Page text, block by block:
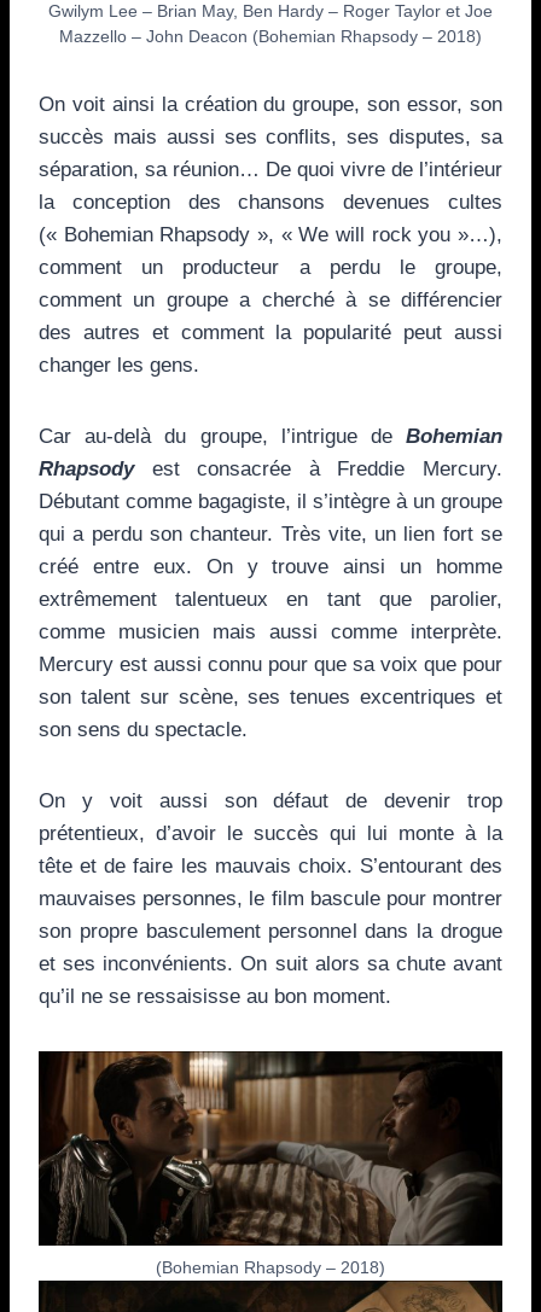
Gwilym Lee – Brian May, Ben Hardy – Roger Taylor et Joe
Mazzello – John Deacon (Bohemian Rhapsody – 2018)
On voit ainsi la création du groupe, son essor, son
succès mais aussi ses conflits, ses disputes, sa
séparation, sa réunion… De quoi vivre de l’intérieur
la conception des chansons devenues cultes
(« Bohemian Rhapsody », « We will rock you »…),
comment un producteur a perdu le groupe,
comment un groupe a cherché à se différencier
des autres et comment la popularité peut aussi
changer les gens.
Car au-delà du groupe, l’intrigue de Bohemian
Rhapsodyest consacrée à Freddie Mercury.
Débutant comme bagagiste, il s’intègre à un groupe
qui a perdu son chanteur. Très vite, un lien fort se
créé entre eux. On y trouve ainsi un homme
extrêmement talentueux en tant que parolier,
comme musicien mais aussi comme interprète.
Mercury est aussi connu pour que sa voix que pour
son talent sur scène, ses tenues excentriques et
son sens du spectacle.
On y voit aussi son défaut de devenir trop
prétentieux, d’avoir le succès qui lui monte à la
tête et de faire les mauvais choix. S’entourant des
mauvaises personnes, le film bascule pour montrer
son propre basculement personnel dans la drogue
et ses inconvénients. On suit alors sa chute avant
qu’il ne se ressaisisse au bon moment.
(Bohemian Rhapsody – 2018)